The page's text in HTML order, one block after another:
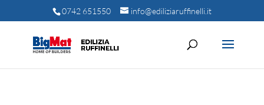
0742 651550 info@ediliziaruffinelli.it